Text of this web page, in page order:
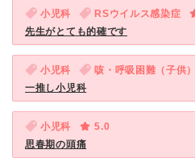
小児科 RSウイルス感染症
先生がとても的確です
小児科 咳・呼吸困難（子供）
一推し小児科
小児科
5.0
思春期の頭痛